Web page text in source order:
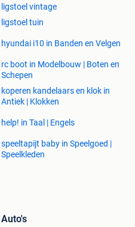
ligstoel vintage
ligstoel tuin
hyundai i10 in Banden en Velgen
rc boot in Modelbouw | Boten en
Schepen
koperen kandelaars en klok in
Antiek | Klokken
help! in Taal | Engels
speeltapijt baby in Speelgoed |
Speelkleden
Auto's